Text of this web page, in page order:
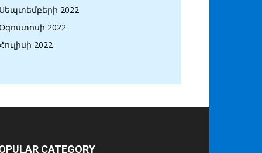
Սեպտեմբերի 2022
2022
2022
CATEGORY